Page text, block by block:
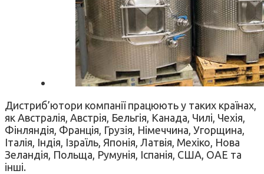
Дистриб’ютори компанії працюють у таких країнах,
як Австралія, Австрія, Бельгія, Канада, Чилі, Чехія,
Фінляндія, Франція, Грузія, Німеччина, Угорщина,
Італія, Індія, Ізраїль, Японія, Латвія, Мехіко, Нова
Зеландія, Польща, Румунія, Іспанія, США, ОАЕ та
інші.